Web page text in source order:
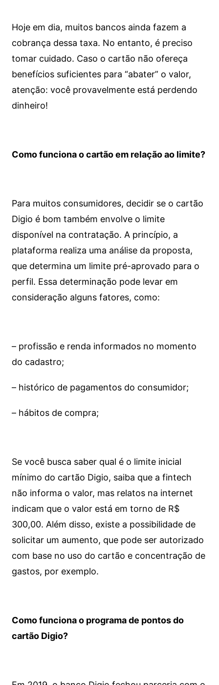
Hoje em dia, muitos bancos ainda fazem a
cobrança dessa taxa. No entanto, é preciso
tomar cuidado. Caso o cartão não ofereça
benefícios suficientes para “abater” o valor,
atenção: você provavelmente está perdendo
dinheiro!
Como funciona o cartão em relação ao limite?
Para muitos consumidores, decidir se o cartão
Digio é bom também envolve o limite
disponível na contratação. A princípio, a
plataforma realiza uma análise da proposta,
que determina um limite pré-aprovado para o
perfil. Essa determinação pode levar em
consideração alguns fatores, como:
– profissão e renda informados no momento
do cadastro;
– histórico de pagamentos do consumidor;
– hábitos de compra;
Se você busca saber qual é o limite inicial
mínimo do cartão Digio, saiba que a fintech
não informa o valor, mas relatos na internet
indicam que o valor está em torno de R$
300,00. Além disso, existe a possibilidade de
solicitar um aumento, que pode ser autorizado
com base no uso do cartão e concentração de
gastos, por exemplo.
Como funciona o programa de pontos do
cartão Digio?